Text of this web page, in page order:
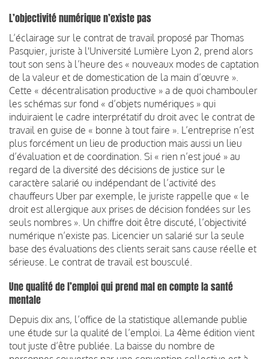
L’objectivité numérique n’existe pas
L’éclairage sur le contrat de travail proposé par Thomas
Pasquier, juriste à l'Université Lumière Lyon 2, prend alors
tout son sens à l’heure des « nouveaux modes de captation
de la valeur et de domestication de la main d’œuvre ».
Cette « décentralisation productive » a de quoi chambouler
les schémas sur fond « d’objets numériques » qui
induiraient le cadre interprétatif du droit avec le contrat de
travail en guise de « bonne à tout faire ». L’entreprise n’est
plus forcément un lieu de production mais aussi un lieu
d’évaluation et de coordination. Si « rien n’est joué » au
regard de la diversité des décisions de justice sur le
caractère salarié ou indépendant de l’activité des
chauffeurs Uber par exemple, le juriste rappelle que « le
droit est allergique aux prises de décision fondées sur les
seuls nombres ». Un chiffre doit être discuté, l’objectivité
numérique n’existe pas. Licencier un salarié sur la seule
base des évaluations des clients serait sans cause réelle et
sérieuse. Le contrat de travail est bousculé.
Une qualité de l’emploi qui prend mal en compte la santé
mentale
Depuis dix ans, l’office de la statistique allemande publie
une étude sur la qualité de l’emploi. La 4ème édition vient
tout juste d’être publiée. La baisse du nombre de